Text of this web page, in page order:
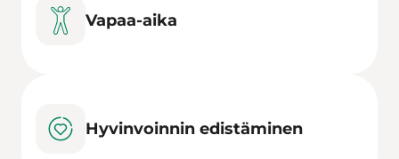
Vapaa-aika
Hyvinvoinnin edistäminen